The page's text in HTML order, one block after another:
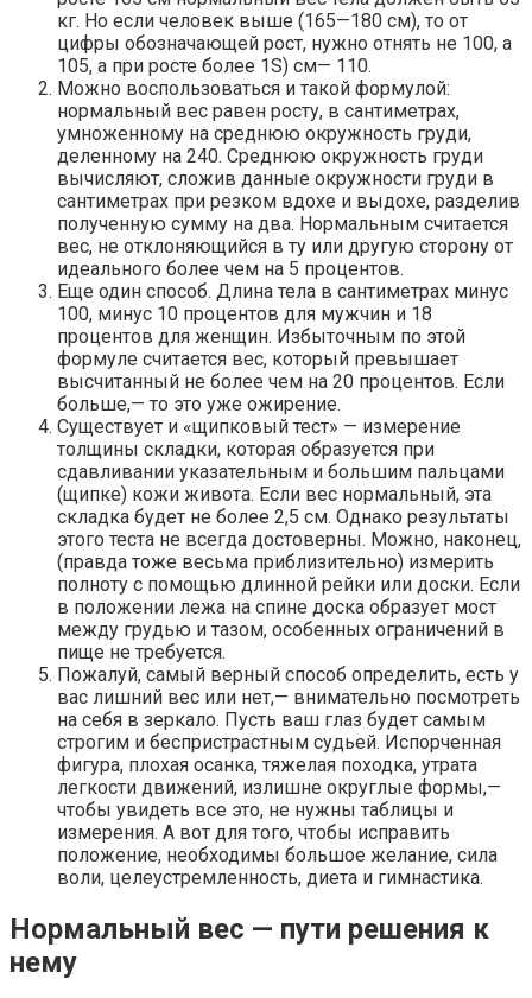
кг. Но если человек выше (165—180 см), то от
цифры обозначающей рост, нужно отнять не 100, а
105, а при росте более 1S) см— 110.
Можно воспользоваться и такой формулой:
нормальный вес равен росту, в сантиметрах,
умноженному на среднюю окружность груди,
деленному на 240. Среднюю окружность груди
вычисляют, сложив данные окружности груди в
сантиметрах при резком вдохе и выдохе, разделив
полученную сумму на два. Нормальным считается
вес, не отклоняющийся в ту или другую сторону от
идеального более чем на 5 процентов.
Еще один способ. Длина тела в сантиметрах минус
100, минус 10 процентов для мужчин и 18
процентов для женщин. Избыточным по этой
формуле считается вес, который превышает
высчитанный не более чем на 20 процентов. Если
больше,— то это уже ожирение.
Существует и «щипковый тест» — измерение
толщины складки, которая образуется при
сдавливании указательным и большим пальцами
(щипке) кожи живота. Если вес нормальный, эта
складка будет не более 2,5 см. Однако результаты
этого теста не всегда достоверны. Можно, наконец,
(правда тоже весьма приблизительно) измерить
полноту с помощью длинной рейки или доски. Если
в положении лежа на спине доска образует мост
между грудью и тазом, особенных ограничений в
пище не требуется.
Пожалуй, самый верный способ определить, есть у
вас лишний вес или нет,— внимательно посмотреть
на себя в зеркало. Пусть ваш глаз будет самым
строгим и беспристрастным судьей. Испорченная
фигура, плохая осанка, тяжелая походка, утрата
легкости движений, излишне округлые формы,—
чтобы увидеть все это, не нужны таблицы и
измерения. А вот для того, чтобы исправить
положение, необходимы большое желание, сила
воли, целеустремленность, диета и гимнастика.
Нормальный вес — пути решения к
нему